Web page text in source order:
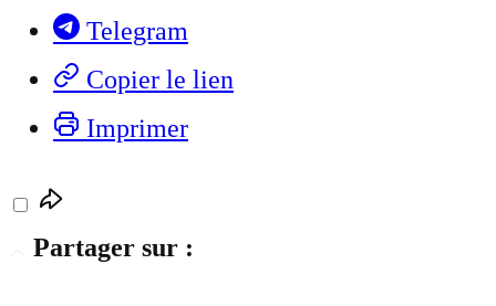
Telegram
Copier le lien
Imprimer
Partager sur :